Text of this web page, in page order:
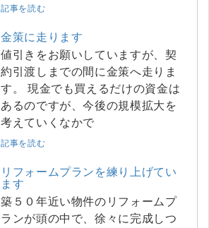
記事を読む
金策に走ります
値引きをお願いしていますが、契
約引渡しまでの間に金策へ走りま
す。 現金でも買えるだけの資金は
あるのですが、今後の規模拡大を
考えていくなかで
記事を読む
リフォームプランを練り上げてい
ます
築５０年近い物件のリフォームプ
ランが頭の中で、徐々に完成しつ